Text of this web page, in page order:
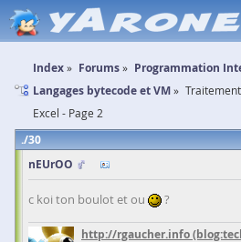
Index Forums
Programmation
Langages bytecode et VM
Excel - Page 2
30
nEUrOO
c koi ton boulot et ou ?
http://rgaucher.info